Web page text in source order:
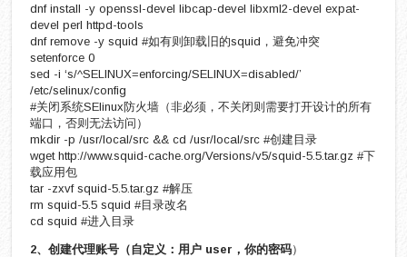
dnf install -y openssl-devel libcap-devel libxml2-devel expat-
devel perl httpd-tools
dnf remove -y squid #如有则卸载旧的squid，避免冲突
setenforce 0
sed -i ‘s/^SELINUX=enforcing/SELINUX=disabled/’
/etc/selinux/config
#关闭系统SElinux防火墙（非必须，不关闭则需要打开设计的所有
端口，否则无法访问）
mkdir -p /usr/local/src && cd /usr/local/src #创建目录
wget http://www.squid-cache.org/Versions/v5/squid-5.5.tar.gz #下
载应用包
tar -zxvf squid-5.5.tar.gz #解压
rm squid-5.5 squid #目录改名
cd squid #进入目录
2、创建代理账号（自定义：用户 user，你的密码）